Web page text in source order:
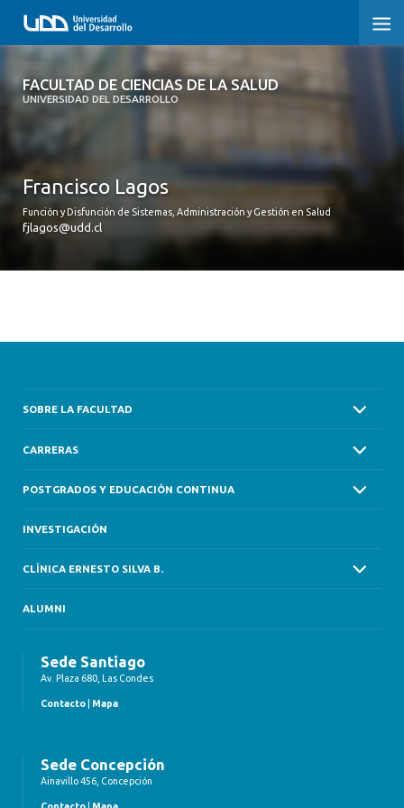
FACULTAD DE CIENCIAS DE LA SALUD
UNIVERSIDAD DEL DESARROLLO
FACULTAD DE CIENCIAS DE LA SALUD
POSTGRADOS Y EDUCACIÓN CONTINUA
Francisco Lagos
Función y Disfunción de Sistemas, Administración y Gestión en Salud
fjlagos@udd.cl
SOBRE LA FACULTAD
CARRERAS
POSTGRADOS Y EDUCACIÓN CONTINUA
INVESTIGACIÓN
CLÍNICA ERNESTO SILVA B.
ALUMNI
Sede Santiago
Av. Plaza 680, Las Condes
Contacto Mapa
Sede Concepción
Ainavillo 456, Concepción